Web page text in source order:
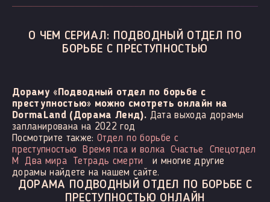
О ЧЕМ СЕРИАЛ: ПОДВОДНЫЙ ОТДЕЛ ПО
БОРЬБЕ С ПРЕСТУПНОСТЬЮ
Дораму «Подводный отдел по борьбе с
преступностью» можно смотреть онлайн на
DormaLand (Дорама Ленд). Дата выхода дорамы
запланирована на 2022 год
Посмотрите также:Отдел по борьбе с
преступностью
Время пса и волка Счастье
Спецотдел
М
Два мира Тетрадь смерти
и многие другие
дорамы найдете на нашем сайте.
ДОРАМА ПОДВОДНЫЙ ОТДЕЛ ПО БОРЬБЕ С
ПРЕСТУПНОСТЬЮ ОНЛАЙН